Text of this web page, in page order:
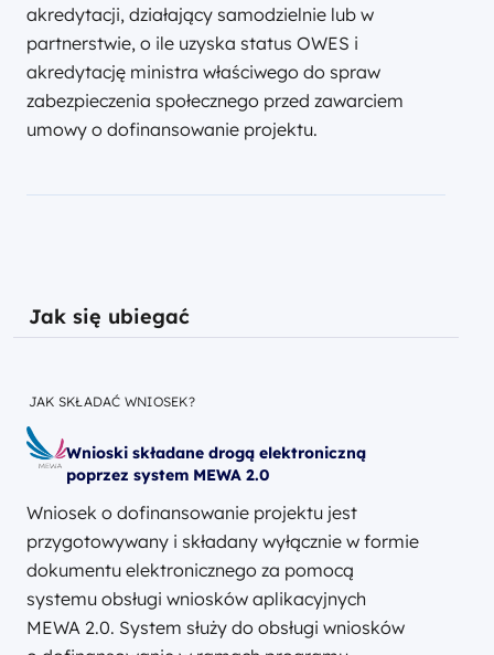
akredytacji, działający samodzielnie lub w
partnerstwie, o ile uzyska status OWES i
akredytację ministra właściwego do spraw
zabezpieczenia społecznego przed zawarciem
umowy o dofinansowanie projektu.
Jak się ubiegać
JAK SKŁADAĆ WNIOSEK?
Wnioski składane drogą elektroniczną
poprzez system MEWA 2.0
Wniosek o dofinansowanie projektu jest
przygotowywany i składany wyłącznie w formie
dokumentu elektronicznego za pomocą
systemu obsługi wniosków aplikacyjnych
MEWA 2.0. System służy do obsługi wniosków